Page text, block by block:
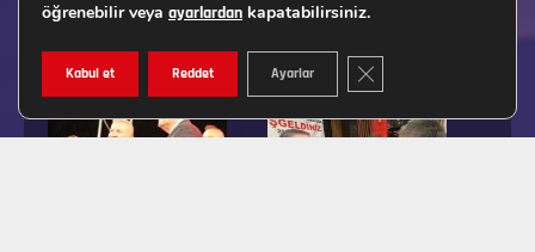
öğrenebilir veya ayarlardan kapatabilirsiniz.
Kabul et Reddet Ayarlar GDPR ÇEREZ ŞERIDINI